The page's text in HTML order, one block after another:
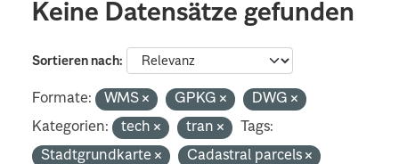
Keine Datensätze gefunden
Sortieren nach
Formate: WMS GPKG
DWG
Kategorien:
tech tran
Tags:
Stadtgrundkarte
Cadastral parcels